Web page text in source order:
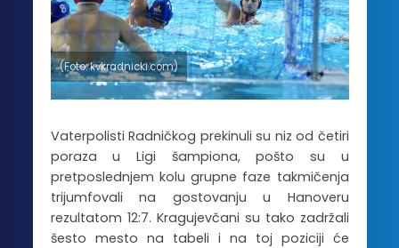
(Foto: kvkradnicki.com)
Vaterpolisti Radničkog prekinuli su niz od četiri
poraza u Ligi šampiona, pošto su u
pretposlednjem kolu grupne faze takmičenja
trijumfovali na gostovanju u Hanoveru
rezultatom 12:7. Kragujevčani su tako zadržali
šesto mesto na tabeli i na toj poziciji će